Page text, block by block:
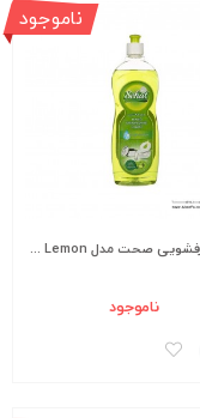
مایع ظرفشویی صحت مدل Lemon مقدار 750 گرم
ناموجود
ناموجود